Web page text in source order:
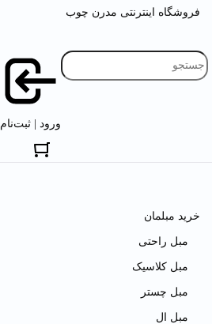
فروشگاه اینترنتی مدرن چوب
ورود | ثبت‌نام
خرید مبلمان
مبل راحتی
مبل کلاسیک
مبل چستر
مبل ال